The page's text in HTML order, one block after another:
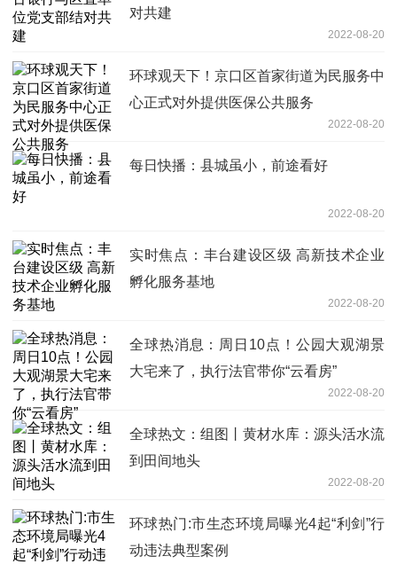
对共建
2022-08-20
环球观天下！京口区首家街道为民服务中
心正式对外提供医保公共服务
2022-08-20
每日快播：县城虽小，前途看好
2022-08-20
实时焦点：丰台建设区级 高新技术企业
孵化服务基地
2022-08-20
全球热消息：周日10点！公园大观湖景
大宅来了，执行法官带你“云看房”
2022-08-20
全球热文：组图丨黄材水库：源头活水流
到田间地头
2022-08-20
环球热门:市生态环境局曝光4起“利剑”行
动违法典型案例